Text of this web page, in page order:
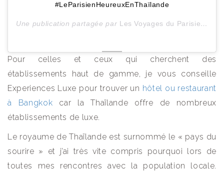
#LeParisienHeureuxEnThaïlande
Une publication partagée par Les Voyages du ParisienHeureux
Pour celles et ceux qui cherchent des
établissements haut de gamme, je vous conseille
Experiences Luxe pour trouver un hôtel ou restaurant
à Bangkok
car la Thaïlande offre de nombreux
établissements de luxe.
Le royaume de Thaïlande est surnommé le « pays du
sourire » et j’ai très vite compris pourquoi lors de
toutes mes rencontres avec la population locale.